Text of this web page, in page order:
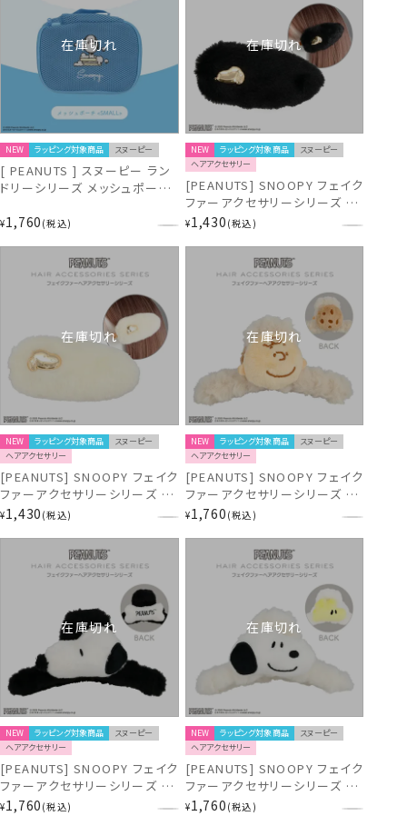
在庫切れ
NEW ラッピング対象商品 スヌーピー
[ PEANUTS ] スヌーピー ラン
ドリーシリーズ メッシュポーチ
¥1,760 税込
在庫切れ
NEW ラッピング対象商品
スヌーピー
ヘアアクセサリー
[PEANUTS] SNOOPY フェイク
ファーアクセサリーシリーズ 前
髪クリップ ＜ ブラック ＞
¥1,430 税込
在庫切れ
NEW ラッピング対象商品
スヌーピー
ヘアアクセサリー
[PEANUTS] SNOOPY フェイク
ファーアクセサリーシリーズ 前
髪クリップ ＜ オフホワイト ＞
¥1,430 税込
在庫切れ
NEW ラッピング対象商品
スヌーピー
ヘアアクセサリー
[PEANUTS] SNOOPY フェイク
ファーアクセサリーシリーズ バ
ンスクリップ ＜ チャーリー・ブ
¥1,760 税込
在庫切れ
NEW ラッピング対象商品
スヌーピー
ヘアアクセサリー
[PEANUTS] SNOOPY フェイク
ファーアクセサリーシリーズ バ
ンスクリップ ＜ スヌーピー ＞
¥1,760 税込
在庫切れ
NEW ラッピング対象商品
スヌーピー
ヘアアクセサリー
[PEANUTS] SNOOPY フェイク
ファーアクセサリーシリーズ バ
ンスクリップ ＜ スヌーピー＆ウ
¥1,760 税込